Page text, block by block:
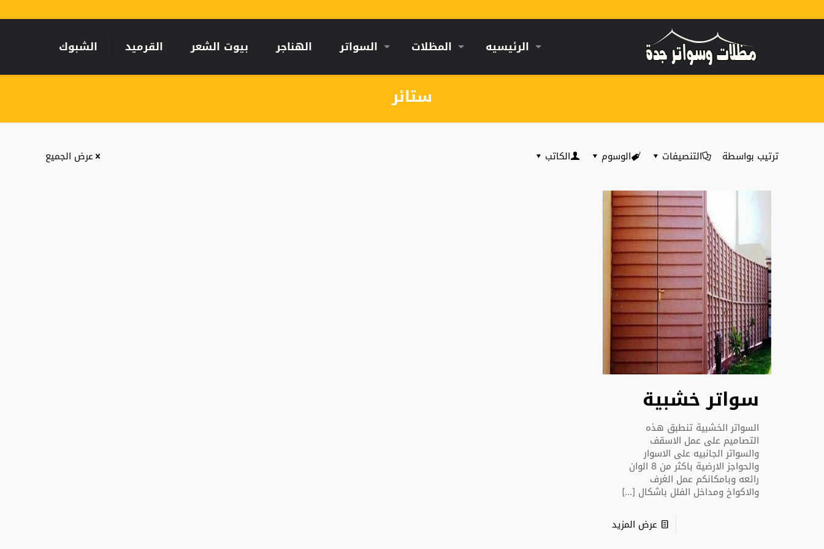
الرئيسيه المظلات السواتر الهناجر بيوت الشعر القرميد الشبوك
ستائر
ترتيب بواسطة التنصيفات الوسوم الكاتب عرض الجميع
سواتر خشبية
السواتر الخشبية تنطبق هذه
التصاميم على عمل الاسقف
والسواتر الجانبيه على الاسوار
والحواجز الارضية باكثر من 8 الوان
رائعه وبامكانكم عمل الغرف
والاكواخ ومداخل الفلل باشكال […]
عرض المزيد